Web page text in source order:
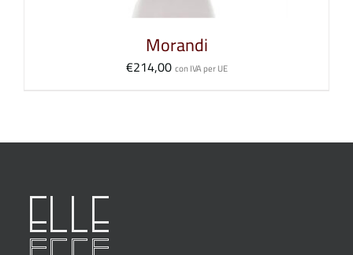
Morandi
€214,00 con IVA per UE